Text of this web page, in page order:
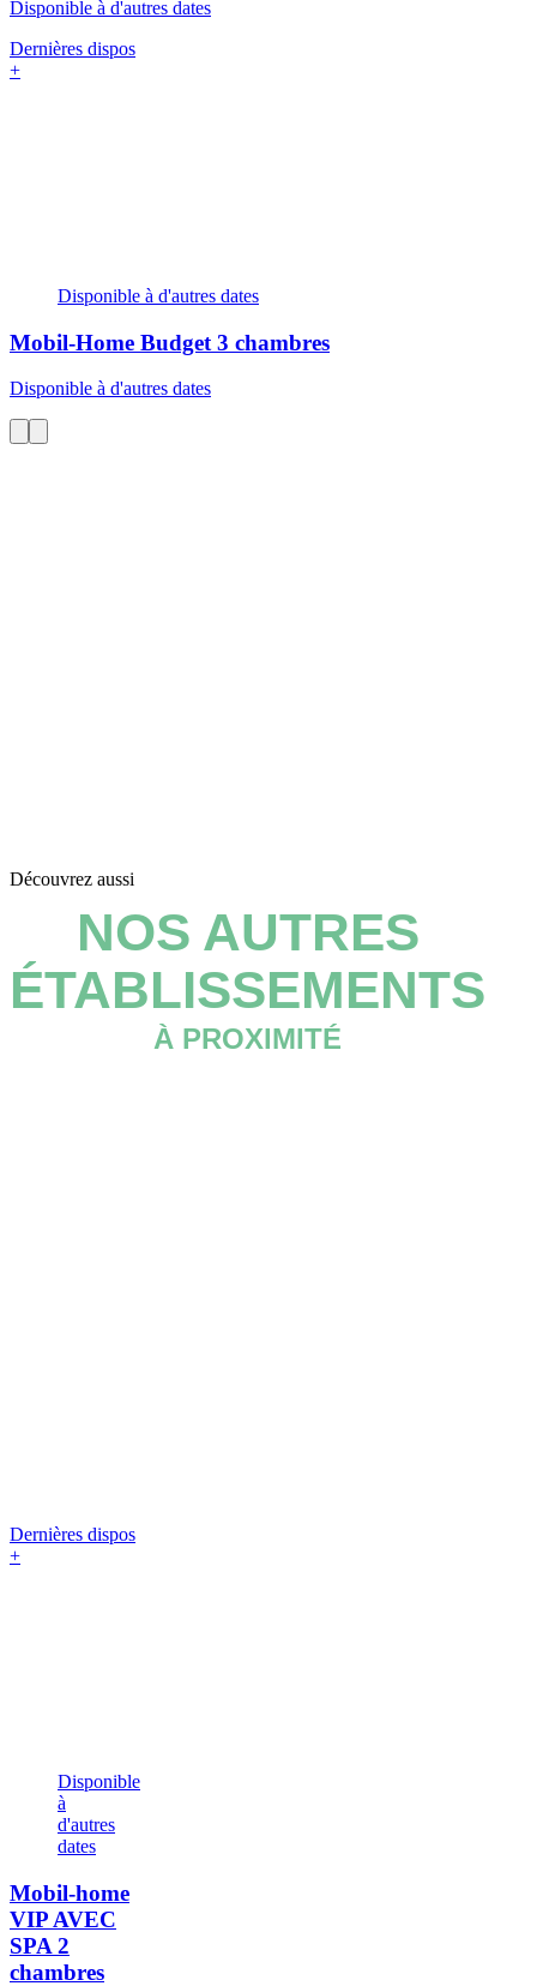
Disponible à d'autres dates
Dernières dispos
+
Disponible à d'autres dates
Mobil-Home Budget 3 chambres
Disponible à d'autres dates
Découvrez aussi
NOS AUTRES
ÉTABLISSEMENTS
À PROXIMITÉ
Dernières dispos
+
Disponible
à
d'autres
dates
Mobil-home
VIP AVEC
SPA 2
chambres